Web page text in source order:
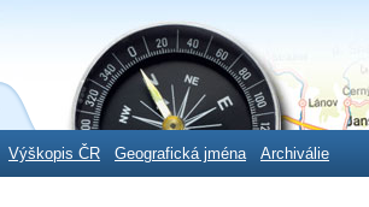
Výškopis ČR Geografická jména Archiválie